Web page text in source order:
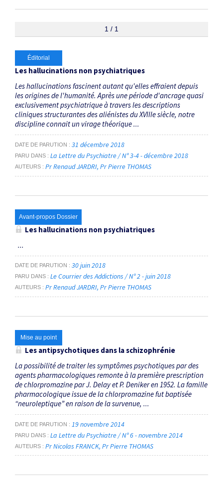
1 / 1
Éditorial
Les hallucinations non psychiatriques
Les hallucinations fascinent autant qu'elles effraient depuis
les origines de ­l'humanité. Après une période ­d'ancrage quasi
exclusivement psychiatrique à travers les descriptions
cliniques structurantes des ­aliénistes du XVIIIe siècle, notre
discipline connait un virage théorique ...
DATE DE PARUTION 31 décembre 2018
PARU DANS La Lettre du Psychiatre / N° 3-4 - décembre 2018
AUTEURS Pr Renaud JARDRI Pr Pierre THOMAS
Avant-propos Dossier
Les hallucinations non psychiatriques
...
DATE DE PARUTION 30 juin 2018
PARU DANS Le Courrier des Addictions / N° 2 - juin 2018
AUTEURS Pr Renaud JARDRI Pr Pierre THOMAS
Mise au point
Les antipsychotiques dans la schizophrénie
La possibilité de traiter les symptômes psychotiques par des
agents pharmacologiques remonte à la première prescription
de chlorpromazine par J. Delay et P. Deniker en 1952. La famille
pharmacologique issue de la chlorpromazine fut baptisée
“neuroleptique” en raison de la survenue, ...
DATE DE PARUTION 19 novembre 2014
PARU DANS La Lettre du Psychiatre / N° 6 - novembre 2014
AUTEURS Pr Nicolas FRANCK Pr Pierre THOMAS